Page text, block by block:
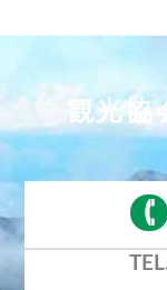
観光協